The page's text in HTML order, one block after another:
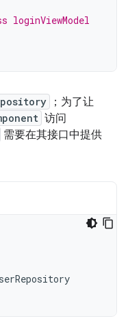
loginViewModel
；为了让
访问
需要在其接口中提供